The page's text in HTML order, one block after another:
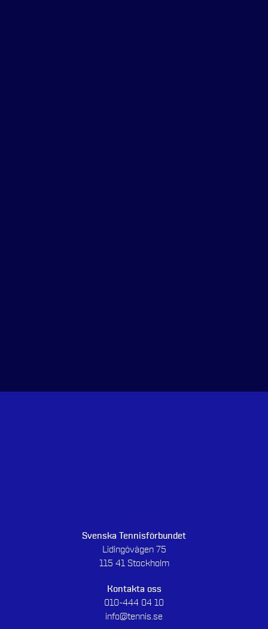
Svenska Tennisförbundet
Lidingövägen 75
115 41 Stockholm
Kontakta oss
010-444 04 10
info@tennis.se